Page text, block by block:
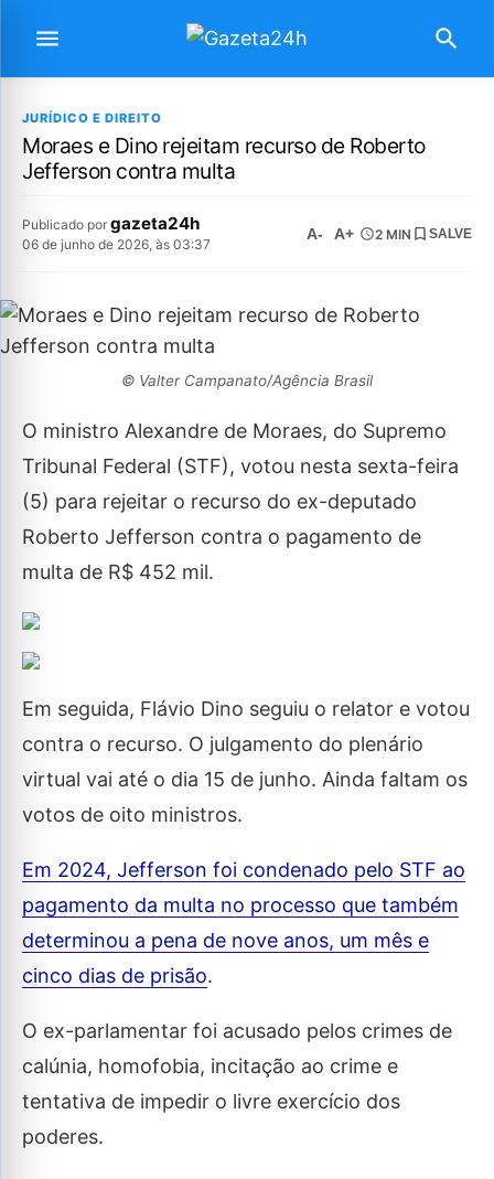
JURÍDICO E DIREITO
Moraes e Dino rejeitam recurso de Roberto
Jefferson contra multa
Publicado por gazeta24h
06 de junho de 2026, às 03:37
A- A+ 2 MIN SALVE
© Valter Campanato/Agência Brasil
O ministro Alexandre de Moraes, do Supremo
Tribunal Federal (STF), votou nesta sexta-feira
(5) para rejeitar o recurso do ex-deputado
Roberto Jefferson contra o pagamento de
multa de R$ 452 mil.
Em seguida, Flávio Dino seguiu o relator e votou
contra o recurso. O julgamento do plenário
virtual vai até o dia 15 de junho. Ainda faltam os
votos de oito ministros.
Em 2024, Jefferson foi condenado pelo STF ao
pagamento da multa no processo que também
determinou a pena de nove anos, um mês e
cinco dias de prisão.
O ex-parlamentar foi acusado pelos crimes de
calúnia, homofobia, incitação ao crime e
tentativa de impedir o livre exercício dos
poderes.